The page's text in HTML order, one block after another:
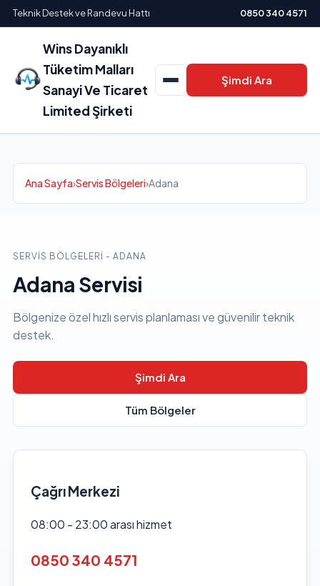
Teknik Destek ve Randevu Hattı 0850 340 4571
Wins Dayanıklı
Tüketim Malları
Sanayi Ve Ticaret
Limited Şirketi
Şimdi Ara
Ana Sayfa›Servis Bölgeleri›Adana
SERVIS BÖLGELERI - ADANA
Adana Servisi
Bölgenize özel hızlı servis planlaması ve güvenilir teknik
destek.
Şimdi Ara
Tüm Bölgeler
Çağrı Merkezi
08:00 - 23:00 arası hizmet
0850 340 4571